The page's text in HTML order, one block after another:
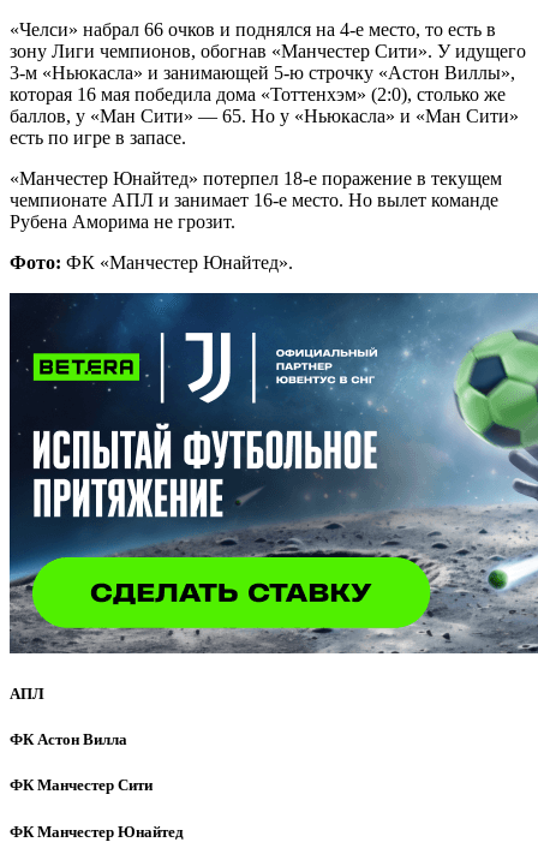
«Челси» набрал 66 очков и поднялся на 4-е место, то есть в
зону Лиги чемпионов, обогнав «Манчестер Сити». У идущего
3-м «Ньюкасла» и занимающей 5-ю строчку «Астон Виллы»,
которая 16 мая победила дома «Тоттенхэм» (2:0), столько же
баллов, у «Ман Сити» — 65. Но у «Ньюкасла» и «Ман Сити»
есть по игре в запасе.
«Манчестер Юнайтед» потерпел 18-е поражение в текущем
чемпионате АПЛ и занимает 16-е место. Но вылет команде
Рубена Аморима не грозит.
Фото: ФК «Манчестер Юнайтед».
АПЛ
ФК Астон Вилла
ФК Манчестер Сити
ФК Манчестер Юнайтед